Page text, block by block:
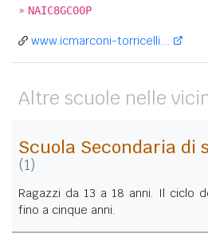
» NAIC8GC00P
www.icmarconi-torricelli....
Altre scuole nelle
Scuola Secondaria di
(1)
Ragazzi da 13 a 18 anni. Il ciclo
fino a cinque anni.